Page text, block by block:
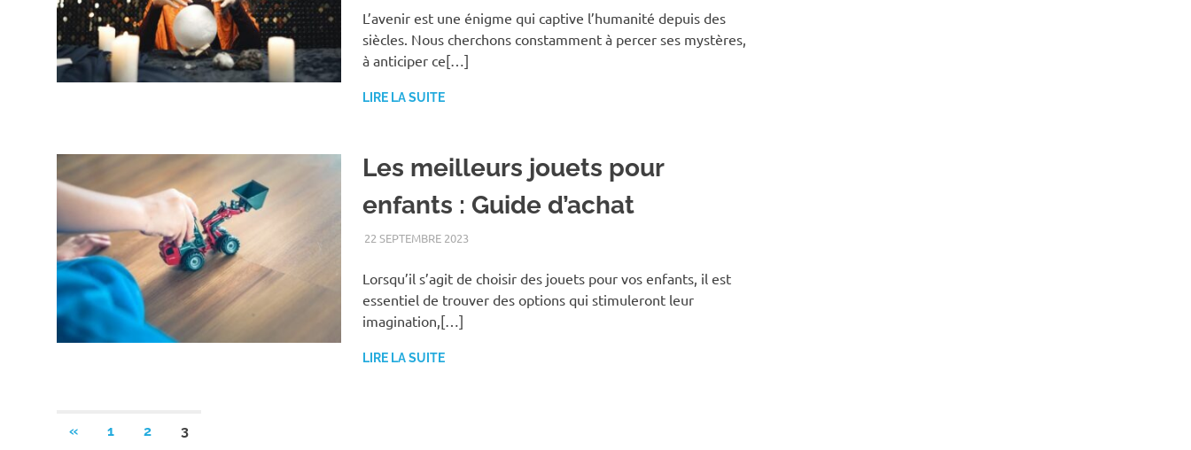
L’avenir est une énigme qui captive l’humanité depuis des
siècles. Nous cherchons constamment à percer ses mystères,
à anticiper ce[…]
LIRE LA SUITE
Les meilleurs jouets pour
enfants : Guide d’achat
22 SEPTEMBRE 2023
Lorsqu’il s’agit de choisir des jouets pour vos enfants, il est
essentiel de trouver des options qui stimuleront leur
imagination,[…]
LIRE LA SUITE
Pagination
«PREVIOUS
1 2 3